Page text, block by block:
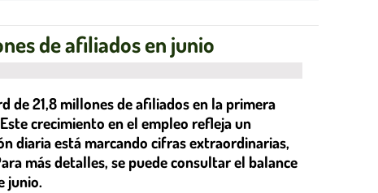
de afiliados en junio
de 21,8 millones de afiliados en la primera
crecimiento en el empleo refleja un
diaria está marcando cifras extraordinarias,
más detalles, se puede consultar el balance
junio.